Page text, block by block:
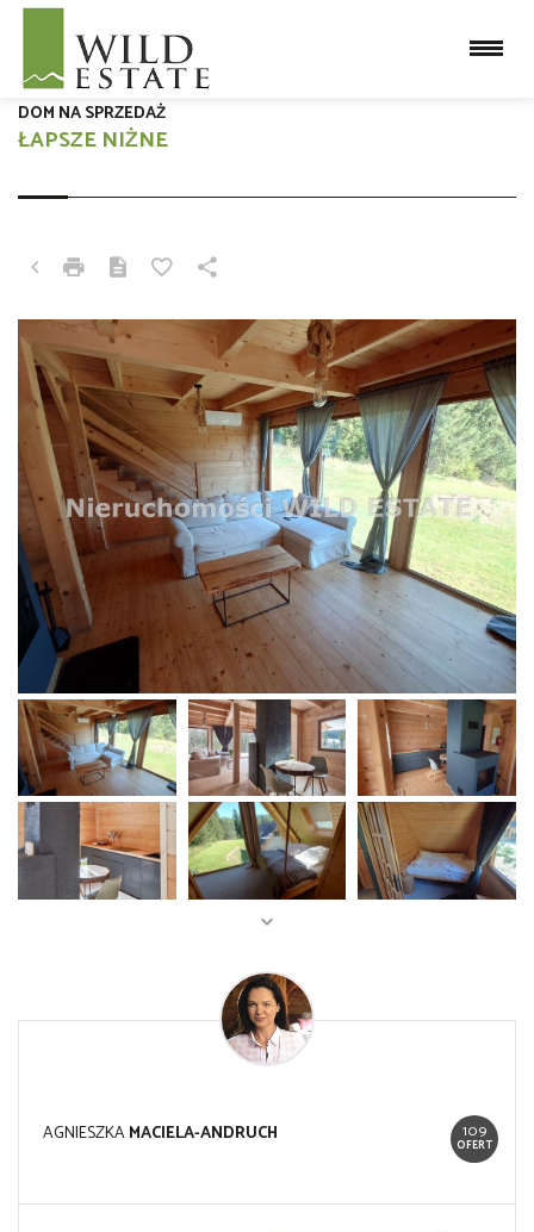
ŁAPSZE NIŻNE
DOM NA SPRZEDAŻ
109
OFERT
AGNIESZKAMACIELA-ANDRUCH